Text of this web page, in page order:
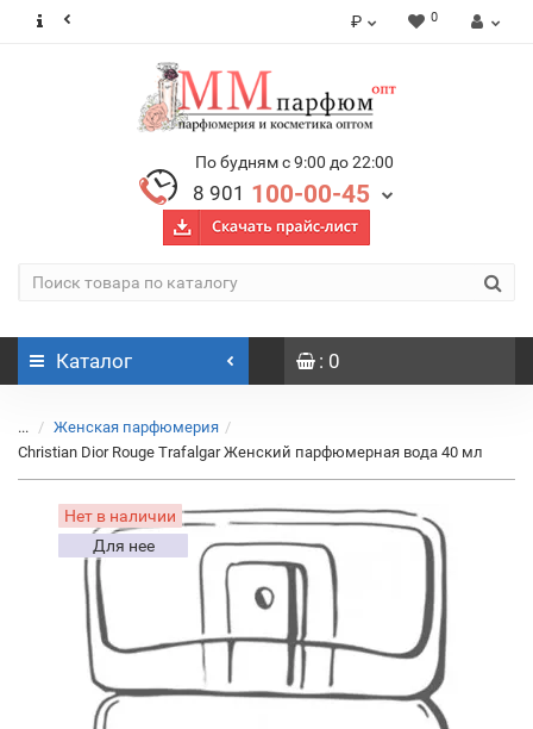
₽ 0
По будням с 9:00 до 22:00
8 901 100-00-45
Каталог : 0
...
Женская парфюмерия
Christian Dior Rouge Trafalgar Женский парфюмерная вода 40 мл
Нет в наличии
Для нее